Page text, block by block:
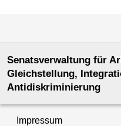
Senatsverwaltung für
Gleichstellung,
Antidiskriminierung
Impressum